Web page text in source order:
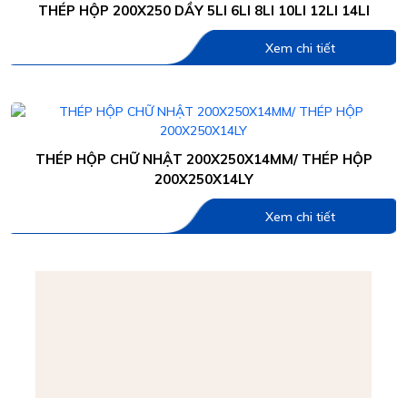
THÉP HỘP 200X250 DẦY 5LI 6LI 8LI 10LI 12LI 14LI
Xem chi tiết
THÉP HỘP CHỮ NHẬT 200X250X14MM/ THÉP HỘP
200X250X14LY
Xem chi tiết